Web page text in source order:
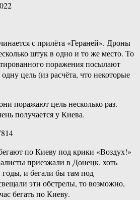
с прилёта «Гераней». Дроны
штук в одно и то же место. То
поражения посылают
цель (из расчёта, что некоторые
поражают цель несколько раз.
получается у Киева.
по Киеву под крики «Воздух!»
приезжали в Донецк, хоть
годы, и бегали бы там под
эти обстрелы, то возможно,
бегать по Киеву.